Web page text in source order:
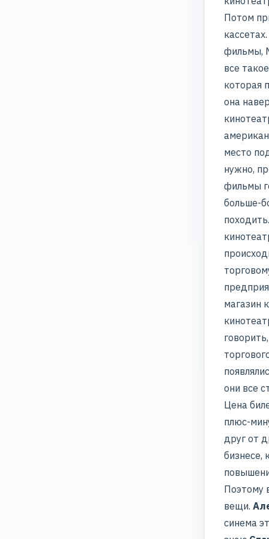
Потом
фильмы,
все
которая
она
место
нужно,
фильмы
больше-
магазин
они все
Цена
плюс-
друг от
бизнесе,
Поэтому
вещи.
синема